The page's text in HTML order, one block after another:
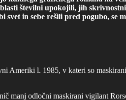
številni upokojili, jih
in sebe rešili pred pogubo, se
Ameriki l. 1985, v kateri so
manj odločni maskirani vigilant